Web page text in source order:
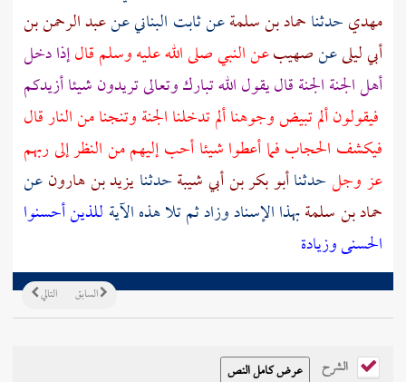
مهديحدثناحماد بن سلمةعنثابت البنانيعنعبد الرحمن بن
أبي ليلىعنصهيبعن النبي صلى الله عليه وسلم قالإذا دخل
أهل الجنة الجنة قال يقول الله تبارك وتعالى تريدون شيئا أزيدكم
فيقولون ألم تبيض وجوهنا ألم تدخلنا الجنة وتنجنا من النار قال
فيكشف الحجاب فما أعطوا شيئا أحب إليهم من النظر إلى ربهم
عز وجلحدثناأبو بكر بن أبي شيبةحدثنايزيد بن هارونعن
حماد بن سلمةبهذا الإسناد وزاد ثم تلا هذه الآية للذين أحسنوا
الحسنى وزيادة
التالي السابق
الشرح